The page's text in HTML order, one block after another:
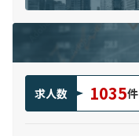
求人数 1035件